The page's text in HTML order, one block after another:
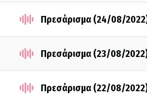
Πρεσάρισμα (24/08/
Πρεσάρισμα (23/08/
Πρεσάρισμα (22/08/